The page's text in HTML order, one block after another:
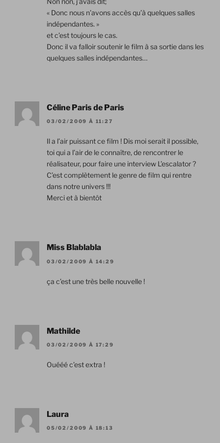
« Donc nous n’avons accès qu’à quelques salles
indépendantes. »
et c’est toujours le cas.
Donc il va falloir soutenir le film à sa sortie dans les
quelques salles indépendantes…
Céline Paris de Paris
03/02/2009 À 11:27
Il a l’air puissant ce film ! Dis moi serait il possible,
toi qui a l’air de le connaître, de rencontrer le
réalisateur, pour faire une interview L’escalator ?
C’est complètement le genre de film qui rentre
dans notre univers !!!
Merci et à bientôt
Miss Blablabla
03/02/2009 À 14:29
ça c’est une très belle nouvelle !
Mathilde
03/02/2009 À 17:29
Ouééé c’est extra !
Laura
05/02/2009 À 18:13